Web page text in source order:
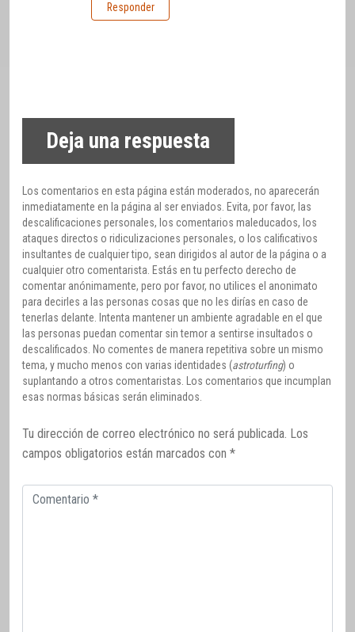
Responder
Deja una respuesta
Los comentarios en esta página están moderados, no aparecerán
inmediatamente en la página al ser enviados. Evita, por favor, las
descalificaciones personales, los comentarios maleducados, los
ataques directos o ridiculizaciones personales, o los calificativos
insultantes de cualquier tipo, sean dirigidos al autor de la página o a
cualquier otro comentarista. Estás en tu perfecto derecho de
comentar anónimamente, pero por favor, no utilices el anonimato
para decirles a las personas cosas que no les dirías en caso de
tenerlas delante. Intenta mantener un ambiente agradable en el que
las personas puedan comentar sin temor a sentirse insultados o
descalificados. No comentes de manera repetitiva sobre un mismo
tema, y mucho menos con varias identidades (astroturfing) o
suplantando a otros comentaristas. Los comentarios que incumplan
esas normas básicas serán eliminados.
Tu dirección de correo electrónico no será publicada. Los
campos obligatorios están marcados con *
Comentario